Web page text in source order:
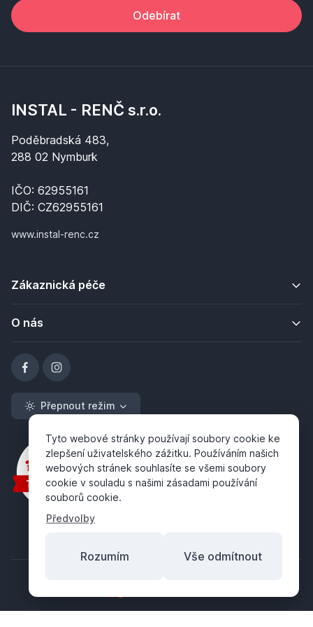
Odebírat
INSTAL - RENČ s.r.o.
Poděbradská 483,
288 02 Nymburk
IČO: 62955161
DIČ: CZ62955161
www.instal-renc.cz
Zákaznická péče
O nás
Přepnout režim
Tyto webové stránky používají soubory cookie ke
zlepšení uživatelského zážitku. Používáním našich
webových stránek souhlasíte se všemi soubory
cookie v souladu s našimi zásadami používání
souborů cookie.
Předvolby
Rozumím Vše odmítnout